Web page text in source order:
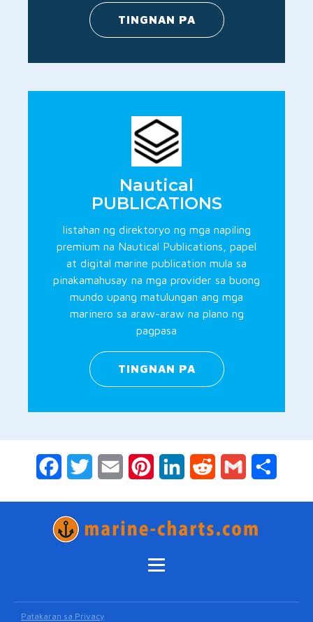
TINGNAN PA
Nautical
PUBLICATIONS
listahan ng direktoryo ng mga napiling
premium na Nautical Publications, papel
at digital marine publication mula sa
pinakamahusay na mga provider sa buong
mundo upang matulungan ang mga
marinero sa araw-araw na plano ng
pagpasa
TINGNAN PA
FacebookTwitter Email PinterestLinkedIn Reddit Gmail
Patakaran sa Privacy